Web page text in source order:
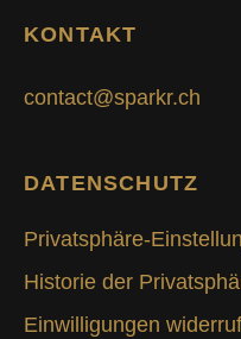
KONTAKT
contact@sparkr.ch
DATENSCHUTZ
Privatsphäre-
Historie der
Einwilligungen